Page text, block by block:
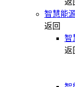
返
智慧能
返回
智
返